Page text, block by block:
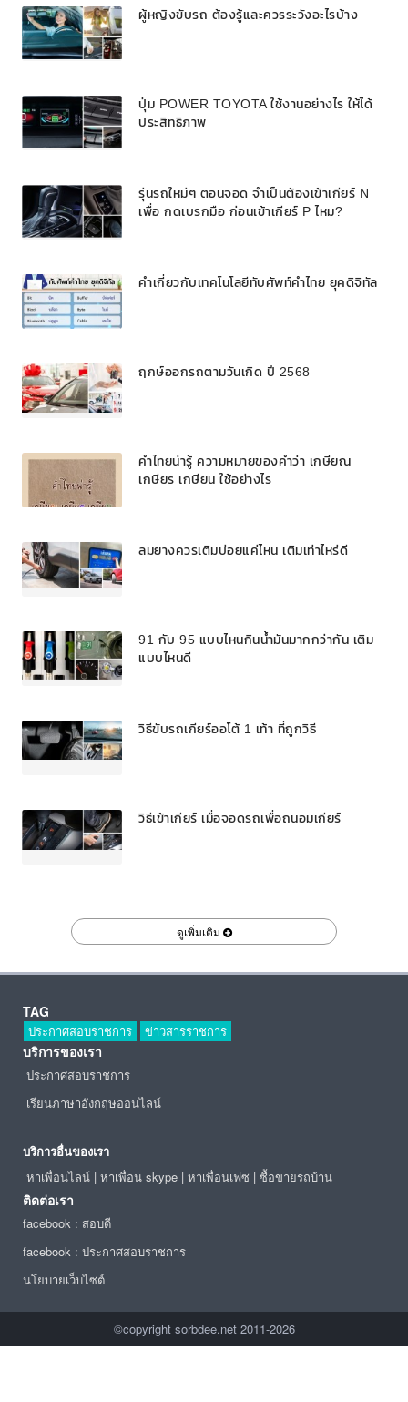
ผู้หญิงขับรถ ต้องรู้และควรระวังอะไรบ้าง
ปุ่ม POWER TOYOTA ใช้งานอย่างไร ให้ได้
ประสิทธิภาพ
รุ่นรถใหม่ๆ ตอนจอด จำเป็นต้องเข้าเกียร์ N
เพื่อ กดเบรกมือ ก่อนเข้าเกียร์ P ไหม?
คำเกี่ยวกับเทคโนโลยีทับศัพท์คำไทย ยุคดิจิทัล
ฤกษ์ออกรถตามวันเกิด ปี 2568
คำไทยน่ารู้ ความหมายของคำว่า เกษียณ
เกษียร เกษียน ใช้อย่างไร
ลมยางควรเติมบ่อยแค่ไหน เติมเท่าไหร่ดี
91 กับ 95 แบบไหนกินน้ำมันมากกว่ากัน เติม
แบบไหนดี
วิธีขับรถเกียร์ออโต้ 1 เท้า ที่ถูกวิธี
วิธีเข้าเกียร์ เมื่อจอดรถเพื่อถนอมเกียร์
ดูเพิ่มเติม
TAG
ประกาศสอบราชการ ข่าวสารราชการ
บริการของเรา
ประกาศสอบราชการ
เรียนภาษาอังกฤษออนไลน์
บริการอื่นของเรา
หาเพื่อนไลน์ | หาเพื่อน skype | หาเพื่อนเฟซ | ซื้อขายรถบ้าน
ติดต่อเรา
facebook : สอบดี
facebook : ประกาศสอบราชการ
นโยบายเว็บไซต์
©copyright sorbdee.net 2011-2026